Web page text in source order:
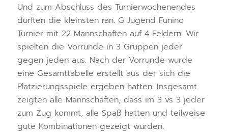
Und zum Abschluss des Turnierwochenendes
durften die kleinsten ran. G Jugend Funino
Turnier mit 22 Mannschaften auf 4 Feldern. Wir
spielten die Vorrunde in 3 Gruppen jeder
gegen jeden aus. Nach der Vorrunde wurde
eine Gesamttabelle erstellt aus der sich die
Platzierungsspiele ergeben hatten. Insgesamt
zeigten alle Mannschaften, dass im 3 vs 3 jeder
zum Zug kommt, alle Spaß hatten und teilweise
gute Kombinationen gezeigt wurden.